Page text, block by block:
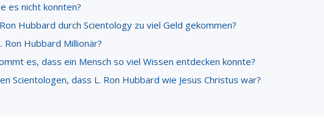
es nicht konnten?
Hubbard durch Scientology zu viel Geld gekommen?
Ron Hubbard Millionär?
es, dass ein Mensch so viel Wissen entdecken konnte?
Scientologen, dass L. Ron Hubbard wie Jesus Christus war?